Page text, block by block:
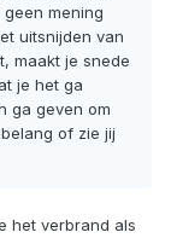
mening
uitsnijden van
maakt je snede
je het ga
ga geven om
of zie jij
het verbrand als